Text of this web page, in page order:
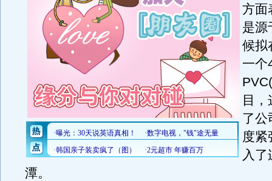
方面
是源
候拟
一个
目
了公
度紧
入
潭。